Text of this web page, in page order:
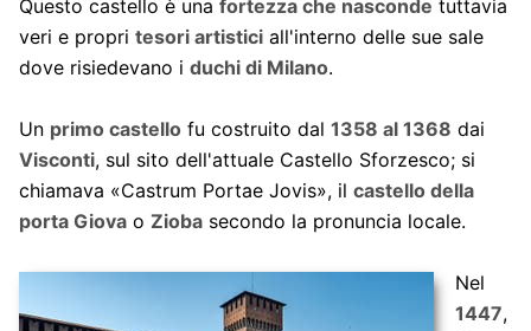
Questo castello è una fortezza che nasconde tuttavia
veri e propri tesori artisticiall'interno delle sue sale
dove risiedevano i duchi di Milano.
Un primo castellofu costruito dal 1358 al 1368 dai
Visconti, sul sito dell'attuale Castello Sforzesco; si
chiamava «Castrum Portae Jovis», il castello della
porta Giovao Ziobasecondo la pronuncia locale.
Nel
1447,